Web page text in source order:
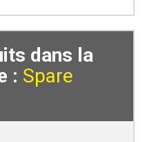
dans la
: Spare